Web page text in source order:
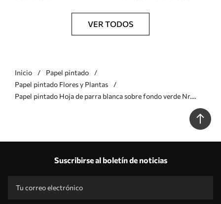
VER TODOS
Inicio
Papel pintado
Papel pintado Flores y Plantas
Papel pintado Hoja de parra blanca sobre fondo verde Nr.
Suscribirse al boletín de noticias